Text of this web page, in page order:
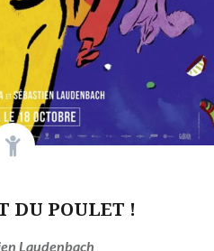
DU POULET !
Laudenbach